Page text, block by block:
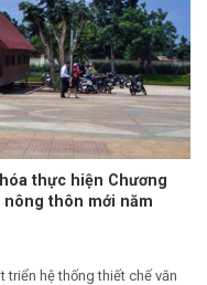
thực hiện Chương
thôn mới năm
hệ thống thiết chế văn